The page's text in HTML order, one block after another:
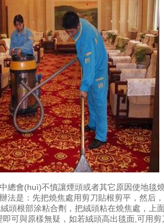
總會(huì)不慎讓煙頭或者其它原因使地毯燒焦成
是：先把燒焦處用剪刀貼根剪平，然后
和絨頭根部涂粘合劑，把絨頭粘在燒焦處，
與原樣無疑，如若絨頭高出毯面,可用剪